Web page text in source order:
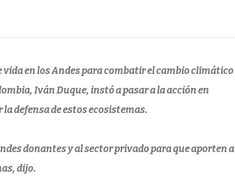
vida en los Andes para combatir el cambio climático
Iván Duque, instó a pasar a la acción en
defensa de estos ecosistemas.
donantes y al sector privado para que aporten a
dijo.